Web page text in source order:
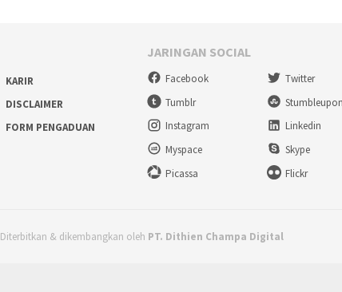
KARIR
DISCLAIMER
FORM PENGADUAN
JARINGAN SOCIAL
Facebook Twitter
Tumblr
Stumbleupon
Instagram
Linkedin
Myspace
Skype
Picassa
Flickr
Diterbitkan & dikembangkan oleh PT. Dithien Champa Digital